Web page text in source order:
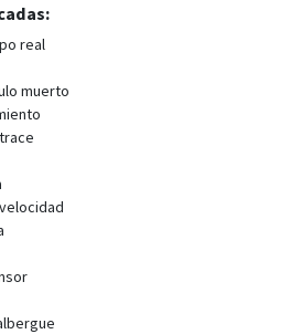
real
muerto